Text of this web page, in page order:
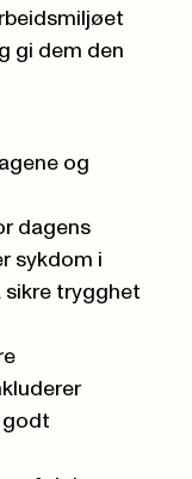
gi dem den
og
dagens
sykdom i
sikre trygghet
godt